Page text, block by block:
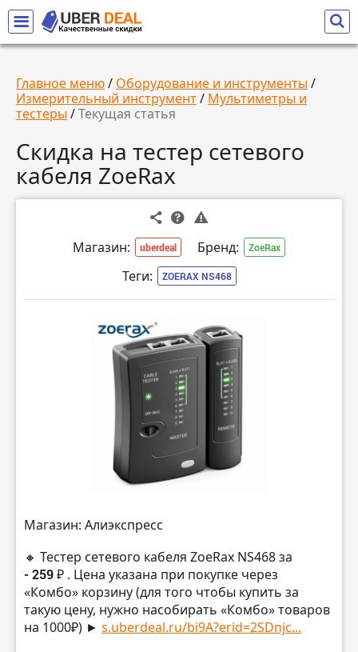
Главное меню/ Оборудование и инструменты /
Измерительный инструмент/ Мультиметры и
тестеры /Текущая статья
Скидка на тестер сетевого
кабеля ZoeRax
Магазин: uberdeal Бренд: ZoeRax
Теги: ZOERAX NS468
Магазин: Алиэкспресс
🔸 Тестер сетевого кабеля ZoeRax NS468 за
- 259 ₽ . Цена указана при покупке через
«Комбо» корзину (для того чтобы купить за
такую цену, нужно насобирать «Комбо» товаров
на 1000₽) ► s.uberdeal.ru/bi9A?erid=2SDnjc...